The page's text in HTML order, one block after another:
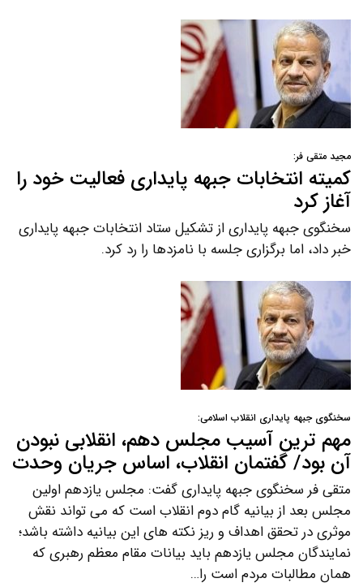
مجید متقی فر:
کمیته انتخابات جبهه پایداری فعالیت خود را
آغاز کرد
سخنگوی جبهه پایداری از تشکیل ستاد انتخابات جبهه پایداری
خبر داد، اما برگزاری جلسه با نامزدها را رد کرد.
سخنگوی جبهه پایداری انقلاب اسلامی:
مهم ترین آسیب مجلس دهم، انقلابی نبودن
آن بود/ گفتمان انقلاب، اساس جریان وحدت
متقی فر سخنگوی جبهه پایداری گفت: مجلس یازدهم اولین
مجلس بعد از بیانیه گام دوم انقلاب است که می تواند نقش
موثری در تحقق اهداف و ریز نکته های این بیانیه داشته باشد؛
نمایندگان مجلس یازدهم باید بیانات مقام معظم رهبری که
همان مطالبات مردم است را…